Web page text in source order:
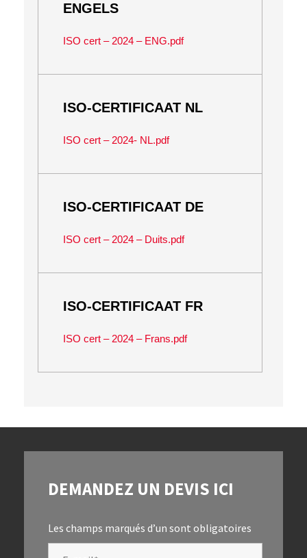
ENGELS
ISO cert – 2024 – ENG.pdf
ISO-CERTIFICAAT NL
ISO cert – 2024- NL.pdf
ISO-CERTIFICAAT DE
ISO cert – 2024 – Duits.pdf
ISO-CERTIFICAAT FR
ISO cert – 2024 – Frans.pdf
DEMANDEZ UN DEVIS ICI
Les champs marqués d’un sont obligatoires